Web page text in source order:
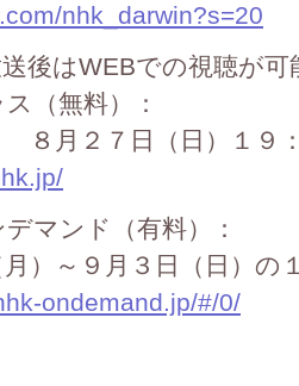
nhk_darwin?s=20
後はWEBでの視聴が可
（無料）：
月２７日（日）１９
マンド（有料）：
月）～９月３日（日）の
ondemand.jp/#/0/